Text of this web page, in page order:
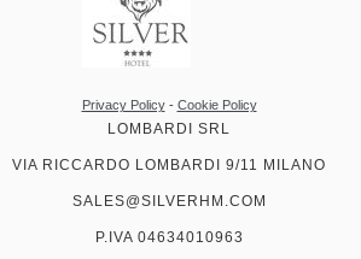
Privacy Policy- Cookie Policy
LOMBARDI SRL
VIA RICCARDO LOMBARDI 9/11 MILANO
SALES@SILVERHM.COM
P.IVA 04634010963